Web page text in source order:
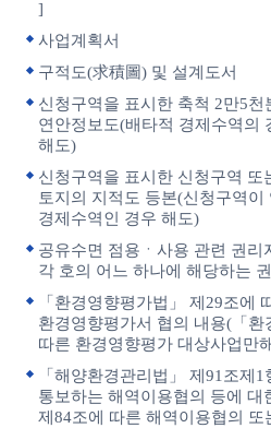
]
사업계획서
구적도(求積圖) 및 설계도서
신청구역을 표시한 축척 2만5천
연안정보도(배타적 경제수역의
해도)
신청구역을 표시한 신청구역 또
토지의 지적도 등본(신청구역이
경제수역인 경우 해도)
공유수면 점용ㆍ사용 관련 권리
각 호의 어느 하나에 해당하는
「환경영향평가법」 제29조에
환경영향평가서 협의 내용(「환
따른 환경영향평가 대상사업만
「해양환경관리법」 제91조제
통보하는 해역이용협의 등에 대
제84조에 따른 해역이용협의 또